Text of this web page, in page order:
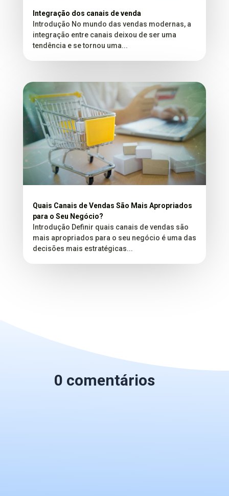
Integração dos canais de venda
Introdução No mundo das vendas modernas, a
integração entre canais deixou de ser uma
tendência e se tornou uma...
Quais Canais de Vendas São Mais Apropriados
para o Seu Negócio?
Introdução Definir quais canais de vendas são
mais apropriados para o seu negócio é uma das
decisões mais estratégicas...
0 comentários